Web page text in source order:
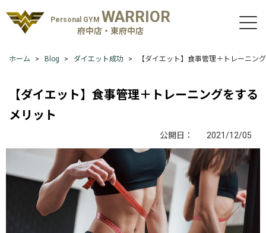
Personal GYM WARRIOR
府中店・東府中店
ホーム Blog ダイエット成功 【ダイエット】食事管理＋トレーニン
【ダイエット】食事管理＋トレーニングをする
メリット
公開日： 2021/12/05